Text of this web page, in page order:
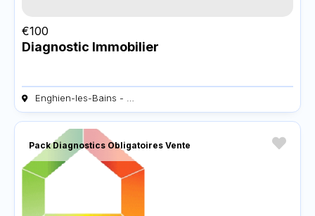
€100
Diagnostic Immobilier
Pack Diagnostics Obligatoires Vente